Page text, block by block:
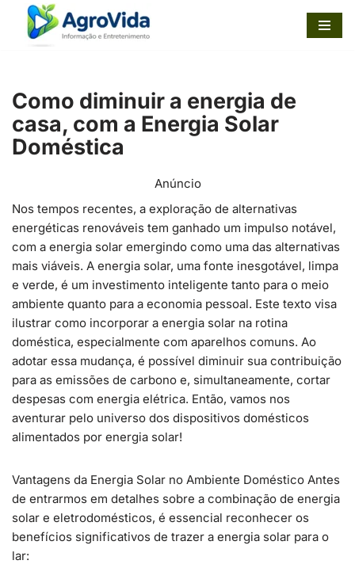
Pular
conteúdo
Como diminuir a energia de
casa, com a Energia Solar
Doméstica
Anúncio
Nos tempos recentes, a exploração de alternativas
energéticas renováveis tem ganhado um impulso notável,
com a energia solar emergindo como uma das alternativas
mais viáveis. A energia solar, uma fonte inesgotável, limpa
e verde, é um investimento inteligente tanto para o meio
ambiente quanto para a economia pessoal. Este texto visa
ilustrar como incorporar a energia solar na rotina
doméstica, especialmente com aparelhos comuns. Ao
adotar essa mudança, é possível diminuir sua contribuição
para as emissões de carbono e, simultaneamente, cortar
despesas com energia elétrica. Então, vamos nos
aventurar pelo universo dos dispositivos domésticos
alimentados por energia solar!
Vantagens da Energia Solar no Ambiente Doméstico Antes
de entrarmos em detalhes sobre a combinação de energia
solar e eletrodomésticos, é essencial reconhecer os
benefícios significativos de trazer a energia solar para o
lar: